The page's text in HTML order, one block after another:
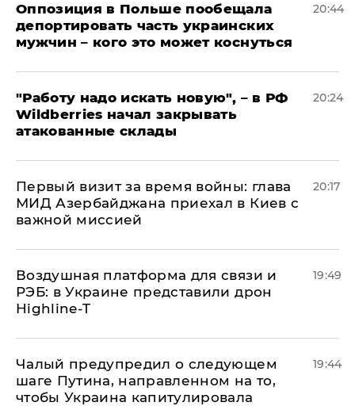
Оппозиция в Польше пообещала
депортировать часть украинских
мужчин – кого это может коснуться
20:44
"Работу надо искать новую", – в РФ
Wildberries начал закрывать
атакованные склады
20:24
Первый визит за время войны: глава
МИД Азербайджана приехал в Киев с
важной миссией
20:17
Воздушная платформа для связи и
РЭБ: в Украине представили дрон
Highline-T
19:49
Чалый предупредил о следующем
шаге Путина, направленном на то,
чтобы Украина капитулировала
19:44